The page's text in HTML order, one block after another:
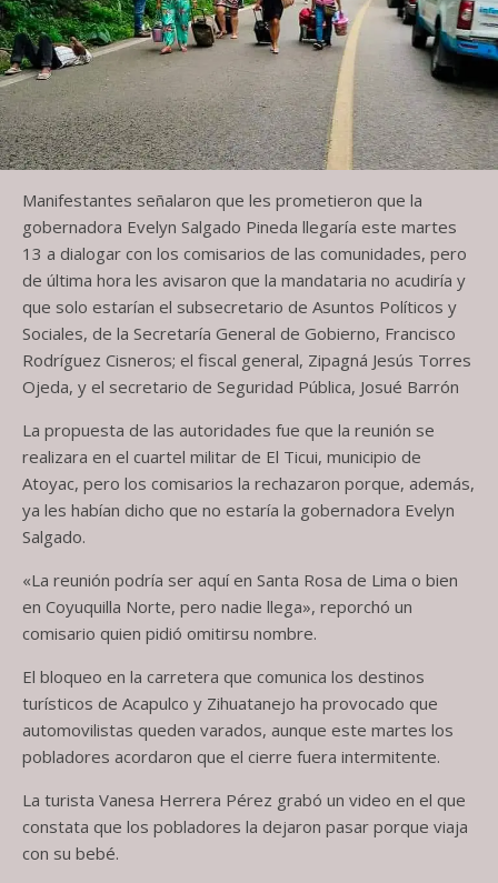
Manifestantes señalaron que les prometieron que la
gobernadora Evelyn Salgado Pineda llegaría este martes
13 a dialogar con los comisarios de las comunidades, pero
de última hora les avisaron que la mandataria no acudiría y
que solo estarían el subsecretario de Asuntos Políticos y
Sociales, de la Secretaría General de Gobierno, Francisco
Rodríguez Cisneros; el fiscal general, Zipagná Jesús Torres
Ojeda, y el secretario de Seguridad Pública, Josué Barrón
La propuesta de las autoridades fue que la reunión se
realizara en el cuartel militar de El Ticui, municipio de
Atoyac, pero los comisarios la rechazaron porque, además,
ya les habían dicho que no estaría la gobernadora Evelyn
Salgado.
«La reunión podría ser aquí en Santa Rosa de Lima o bien
en Coyuquilla Norte, pero nadie llega», reporchó un
comisario quien pidió omitirsu nombre.
El bloqueo en la carretera que comunica los destinos
turísticos de Acapulco y Zihuatanejo ha provocado que
automovilistas queden varados, aunque este martes los
pobladores acordaron que el cierre fuera intermitente.
La turista Vanesa Herrera Pérez grabó un video en el que
constata que los pobladores la dejaron pasar porque viaja
con su bebé.